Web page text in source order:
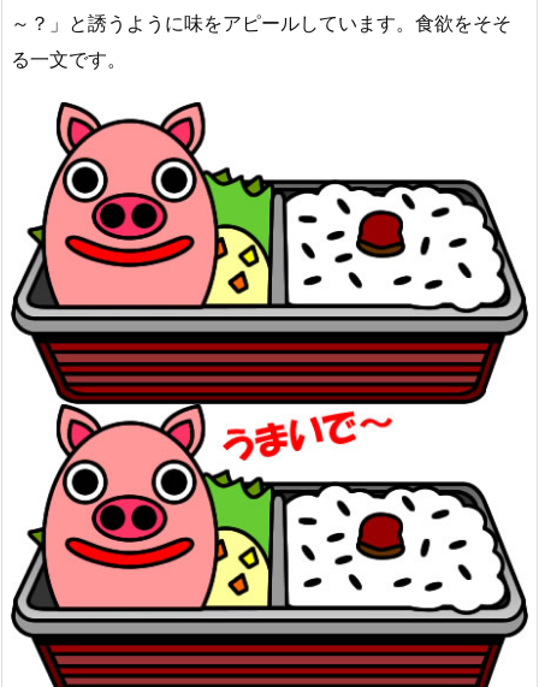
～？」と誘うように味をアピールしています。食欲をそそ
る一文です。